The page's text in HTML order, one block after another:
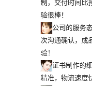
制，交付时间比
验很棒！
公司的服务
次沟通确认，成
验！
证书制作的
精准，物流速度